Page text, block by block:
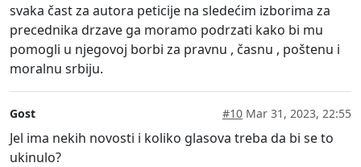
svaka čast za autora peticije na sledećim izborima za
precednika drzave ga moramo podrzati kako bi mu
pomogli u njegovoj borbi za pravnu , časnu , poštenu i
moralnu srbiju.
Gost #10 Mar 31, 2023, 22:55
Jel ima nekih novosti i koliko glasova treba da bi se to
ukinulo?